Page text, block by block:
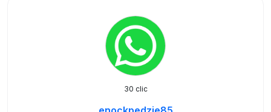
30 clic